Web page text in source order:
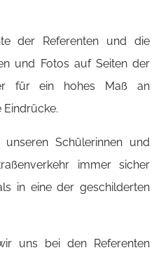
der Referenten und die
und Fotos auf Seiten der
für ein hohes Maß an
Schülerinnen und
immer sicher
in eine der geschilderten
uns bei den Referenten